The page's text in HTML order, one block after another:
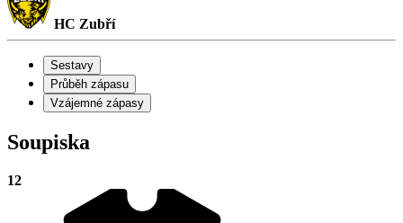
HC Zubří
Sestavy
Průběh zápasu
Vzájemné zápasy
Soupiska
12